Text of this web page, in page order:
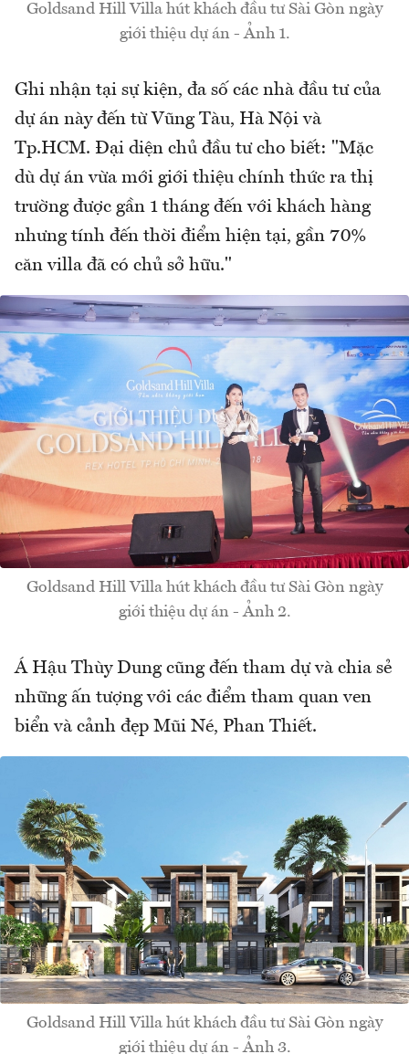
Goldsand Hill Villa hút khách đầu tư Sài Gòn ngày
giới thiệu dự án - Ảnh 1.
Ghi nhận tại sự kiện, đa số các nhà đầu tư của
dự án này đến từ Vũng Tàu, Hà Nội và
Tp.HCM. Đại diện chủ đầu tư cho biết: "Mặc
dù dự án vừa mới giới thiệu chính thức ra thị
trường được gần 1 tháng đến với khách hàng
nhưng tính đến thời điểm hiện tại, gần 70%
căn villa đã có chủ sở hữu."
Goldsand Hill Villa hút khách đầu tư Sài Gòn ngày
giới thiệu dự án - Ảnh 2.
Á Hậu Thùy Dung cũng đến tham dự và chia sẻ
những ấn tượng với các điểm tham quan ven
biển và cảnh đẹp Mũi Né, Phan Thiết.
Goldsand Hill Villa hút khách đầu tư Sài Gòn ngày
giới thiệu dự án - Ảnh 3.